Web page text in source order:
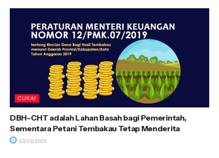
CUKAI
DBH-CHT adalah Lahan Basah bagi Pemerintah,
Sementara Petani Tembakau Tetap Menderita
03/03/2025